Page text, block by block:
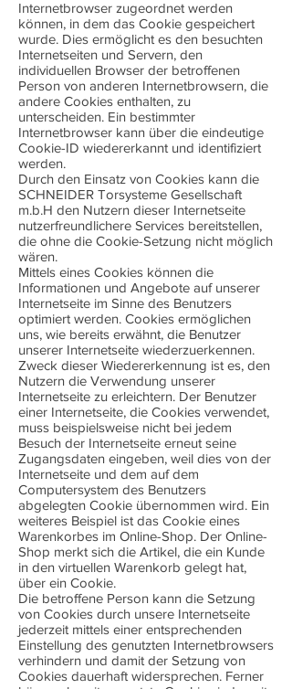
Internetbrowser zugeordnet werden
können, in dem das Cookie gespeichert
wurde. Dies ermöglicht es den besuchten
Internetseiten und Servern, den
individuellen Browser der betroffenen
Person von anderen Internetbrowsern, die
andere Cookies enthalten, zu
unterscheiden. Ein bestimmter
Internetbrowser kann über die eindeutige
Cookie-ID wiedererkannt und identifiziert
werden.
Durch den Einsatz von Cookies kann die
SCHNEIDER Torsysteme Gesellschaft
m.b.H den Nutzern dieser Internetseite
nutzerfreundlichere Services bereitstellen,
die ohne die Cookie-Setzung nicht möglich
wären.
Mittels eines Cookies können die
Informationen und Angebote auf unserer
Internetseite im Sinne des Benutzers
optimiert werden. Cookies ermöglichen
uns, wie bereits erwähnt, die Benutzer
unserer Internetseite wiederzuerkennen.
Zweck dieser Wiedererkennung ist es, den
Nutzern die Verwendung unserer
Internetseite zu erleichtern. Der Benutzer
einer Internetseite, die Cookies verwendet,
muss beispielsweise nicht bei jedem
Besuch der Internetseite erneut seine
Zugangsdaten eingeben, weil dies von der
Internetseite und dem auf dem
Computersystem des Benutzers
abgelegten Cookie übernommen wird. Ein
weiteres Beispiel ist das Cookie eines
Warenkorbes im Online-Shop. Der Online-
Shop merkt sich die Artikel, die ein Kunde
in den virtuellen Warenkorb gelegt hat,
über ein Cookie.
Die betroffene Person kann die Setzung
von Cookies durch unsere Internetseite
jederzeit mittels einer entsprechenden
Einstellung des genutzten Internetbrowsers
verhindern und damit der Setzung von
Cookies dauerhaft widersprechen. Ferner